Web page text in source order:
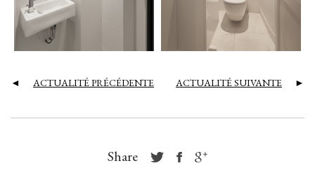
◄ ACTUALITÉ PRÉCÉDENTE ACTUALITÉ SUIVANTE ►
Share